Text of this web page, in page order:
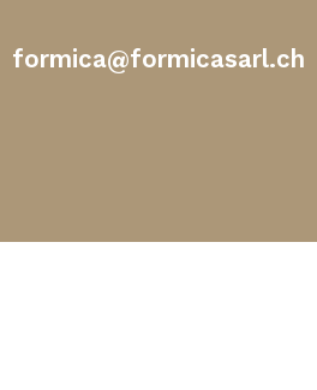
formica@formicasarl.ch